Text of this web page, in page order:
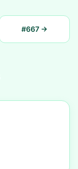
#667→